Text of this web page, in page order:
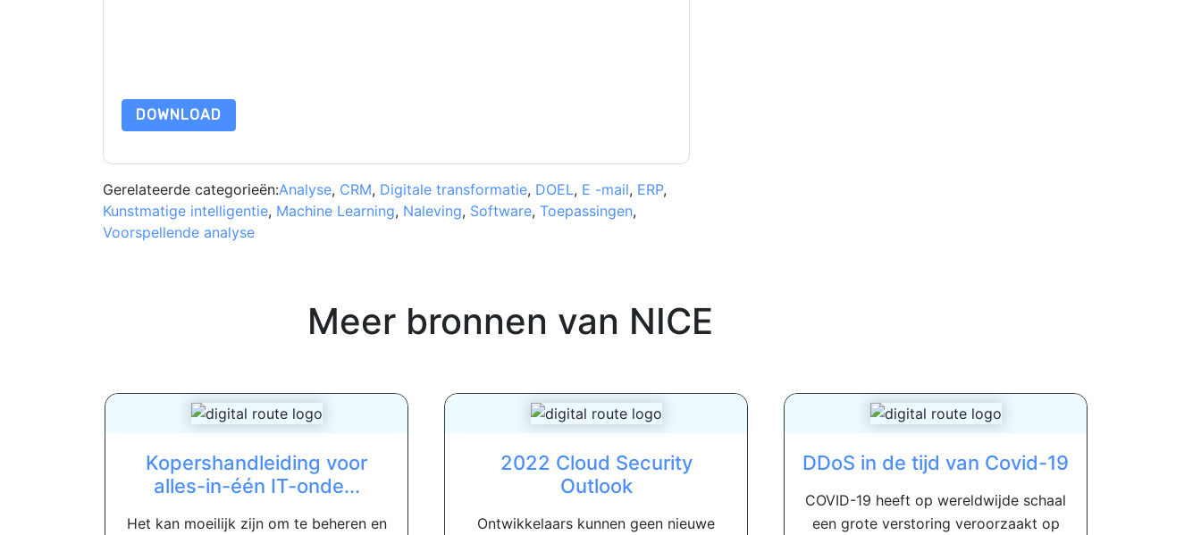
DOWNLOAD
Gerelateerde categorieën:Analyse, CRM, Digitale transformatie, DOEL, E -mail, ERP,
Kunstmatige intelligentie, Machine Learning, Naleving, Software, Toepassingen,
Voorspellende analyse
Meer bronnen van NICE
Kopershandleiding voor
alles-in-één IT-onde...
Het kan moeilijk zijn om te beheren en
2022 Cloud Security
Outlook
Ontwikkelaars kunnen geen nieuwe
DDoS in de tijd van Covid-19
COVID-19 heeft op wereldwijde schaal
een grote verstoring veroorzaakt op